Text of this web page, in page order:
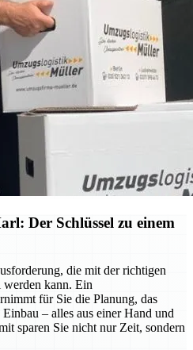
Der Schlüssel zu einem
die mit der richtigen
kann. Ein
für Sie die Planung, das
– alles aus einer Hand und
sparen Sie nicht nur Zeit, sondern